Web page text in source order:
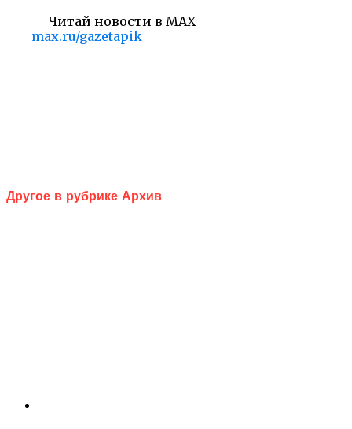
Читай новости в MAX
max.ru/gazetapik
Другое в рубрике Архив